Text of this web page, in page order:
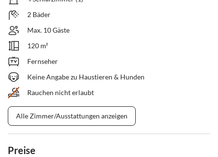
2 Bäder
Max. 10 Gäste
120 m²
Fernseher
Keine Angabe zu Haustieren & Hunden
Rauchen nicht erlaubt
Alle Zimmer/Ausstattungen anzeigen
Preise